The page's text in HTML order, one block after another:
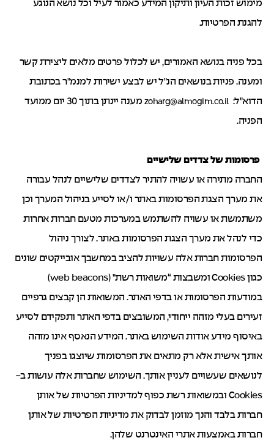
מימוש זכות העיון ותיקון המידע כאמור לעיל וכל נושא הנוגע
להגנת הפרטיות.
בכל פניה בנושא האמורים, יש לכלול פרטים מלאים ליצירת קשר
ומענה. פניות בנושאים הנ"ל יש לבצע ישירות למנמ"ר בכתובת
הדוא"ל:zoharg@almogim.co.il מענה יינתן בתוך 30 יום ממועד
הפניה.
פרסומות של צדדים שלישיים
החברה מתירה או עשויה להתיר לצדדים שלישיים לנהל עבורה
את מערך הצגת הפרסומות באתר ו/או לסייע בניהול המערך וכן
משתמשת או עשויה להשתמש במערכות מטעם חברות אחרות
כדי לנהל את מערך הצגת הפרסומות באתר. לצורך ניהול
הפרסומות חברות אלה עשויות להציב במחשבך אובייקטים שונים
כגון Cookies ומשבצות “משואות רשת" (web beacons)
במודעות הפרסומות או בדפי האתר. המשואות הן קבצים גרפיים
זעירים בעלי מזהה ייחודי, המשובצים בדפי האתר ותפקידם לסייע
באיסוף מידע אודות השימוש באתר. המידע הנאסף אינו מזהה
אותך אישית אלא רק מתאים את הפרסומות שיוצגו בפניך
לנושאים שעשויים לעניין אותך. השימוש שחברות אלה עושות ב-
Cookies ובמשואות רשת כפוף למדיניות הפרטיות של אותן
חברות בלבד והנך מוזמן לבדוק את מדיניות הפרטיות של אותן
חברות באמצעות אתרי האינטרנט שלהן.